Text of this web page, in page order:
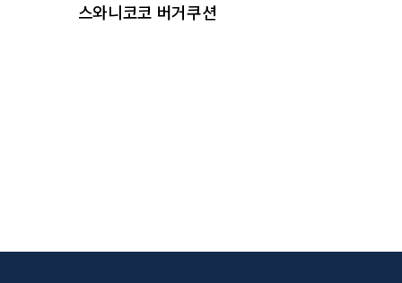
스와니코코 버거쿠션